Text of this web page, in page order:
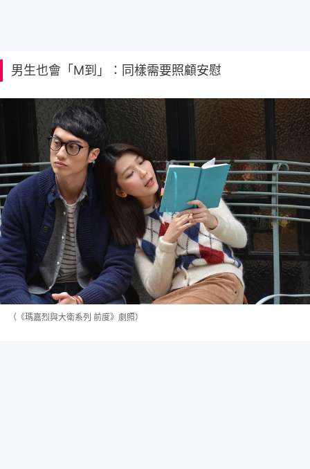
男生也會「M到」：同樣需要照顧安慰
（《瑪嘉烈與大衛系列 前度》劇照）